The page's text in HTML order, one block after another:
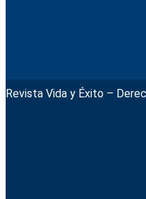
Revista Vida y Éxito –